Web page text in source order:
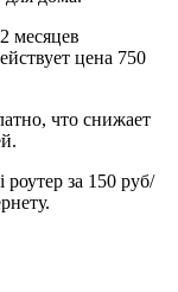
месяцев
цена 750
что снижает
за 150 руб/